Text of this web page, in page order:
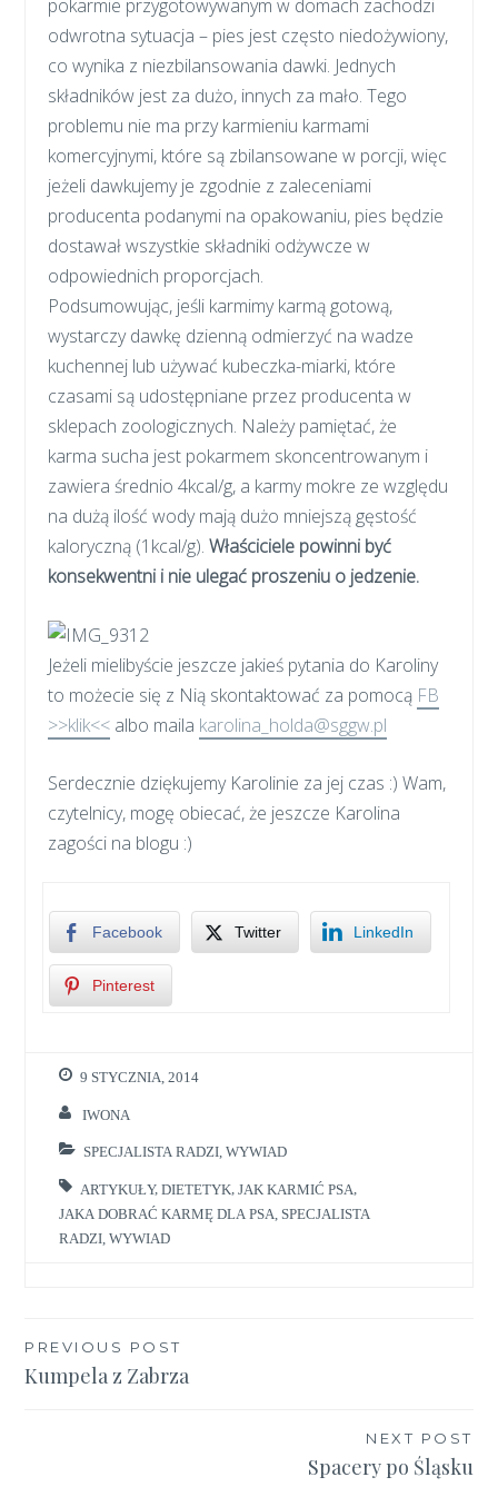
pokarmie przygotowywanym w domach zachodzi
odwrotna sytuacja – pies jest często niedożywiony,
co wynika z niezbilansowania dawki. Jednych
składników jest za dużo, innych za mało. Tego
problemu nie ma przy karmieniu karmami
komercyjnymi, które są zbilansowane w porcji, więc
jeżeli dawkujemy je zgodnie z zaleceniami
producenta podanymi na opakowaniu, pies będzie
dostawał wszystkie składniki odżywcze w
odpowiednich proporcjach.
Podsumowując, jeśli karmimy karmą gotową,
wystarczy dawkę dzienną odmierzyć na wadze
kuchennej lub używać kubeczka-miarki, które
czasami są udostępniane przez producenta w
sklepach zoologicznych. Należy pamiętać, że
karma sucha jest pokarmem skoncentrowanym i
zawiera średnio 4kcal/g, a karmy mokre ze względu
na dużą ilość wody mają dużo mniejszą gęstość
kaloryczną (1kcal/g).Właściciele powinni być
konsekwentni i nie ulegać proszeniu o jedzenie.
Jeżeli mielibyście jeszcze jakieś pytania do Karoliny
to możecie się z Nią skontaktować za pomocą FB
>>klik<< albo maila karolina_holda@sggw.pl
Serdecznie dziękujemy Karolinie za jej czas :) Wam,
czytelnicy, mogę obiecać, że jeszcze Karolina
zagości na blogu :)
Facebook Twitter LinkedIn
Pinterest
9 STYCZNIA, 2014
IWONA
SPECJALISTA RADZI ,WYWIAD
ARTYKUŁY,DIETETYK JAK KARMIĆ PSA
JAKA DOBRAĆ KARMĘ DLA PSA
SPECJALISTA
RADZI ,WYWIAD
Nawigacja
wpisu
PREVIOUS POST
Kumpela z Zabrza
NEXT POST
Spacery po Śląsku